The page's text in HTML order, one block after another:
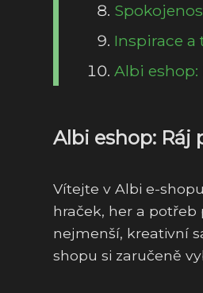
Inspirace
Albi eshop:
Albi eshop: Ráj
Vítejte v Albi e-
hraček, her a
nejmenší, kreativní
shopu si zaručeně